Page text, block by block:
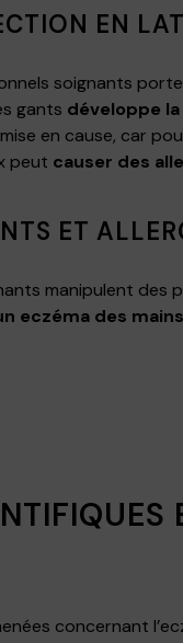
EN
soignants
gants développe
en cause, car
peut causer des
ET
manipulent
eczéma des mains
concernant